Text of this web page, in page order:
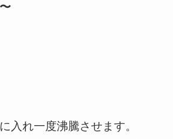
入れ一度沸騰させます。